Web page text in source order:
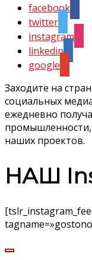
facebook
twitter
instagram
linkedin
google
Заходите на
социальных
ежедневно
промышленности,
наших проектов.
НАШ